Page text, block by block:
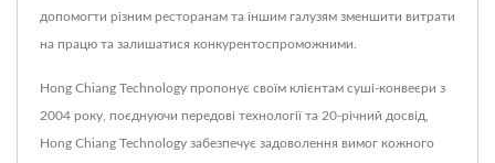
допомогти різним ресторанам та іншим галузям зменшити витрати
на працю та залишатися конкурентоспроможними.
Hong Chiang Technology пропонує своїм клієнтам суші-конвеєри з
2004 року, поєднуючи передові технології та 20-річний досвід,
Hong Chiang Technology забезпечує задоволення вимог кожного